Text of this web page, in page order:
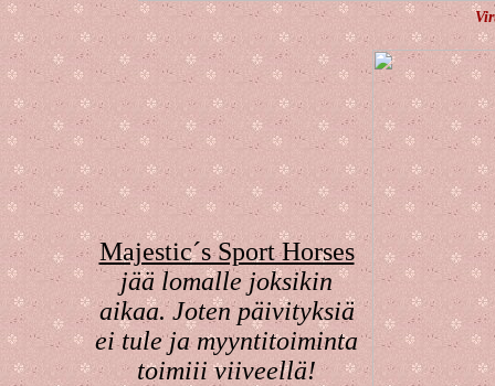
Majestic´s Sport Horses
jää lomalle joksikin
aikaa. Joten päivityksiä
ei tule ja myyntitoiminta
toimiii viiveellä!